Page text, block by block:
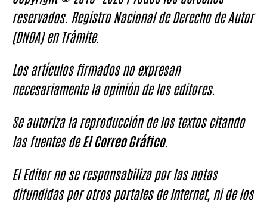
reservados. Registro Nacional de Derecho de Autor
(DNDA) en Trámite.
Los artículos firmados no expresan
necesariamente la opinión de los editores.
Se autoriza la reproducción de los textos citando
las fuentes deEl Correo Gráfico.
El Editor no se responsabiliza por las notas
difundidas por otros portales de Internet, ni de los